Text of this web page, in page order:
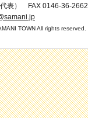
表） FAX 0146-36-2662
TOWN All rights reserved.